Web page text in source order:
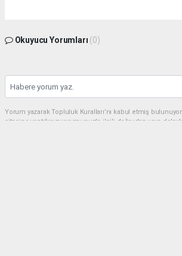
Okuyucu Yorumları (0)
Yorum yazarak Topluluk Kuralları’nı kabul etmiş
sitesine yaptığınız yorumunuzla ilgili doğrudan veya